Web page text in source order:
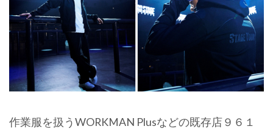
作業服を扱うWORKMAN Plusなどの既存店９６１